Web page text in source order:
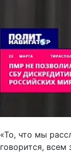
«То, что мы
говорится,